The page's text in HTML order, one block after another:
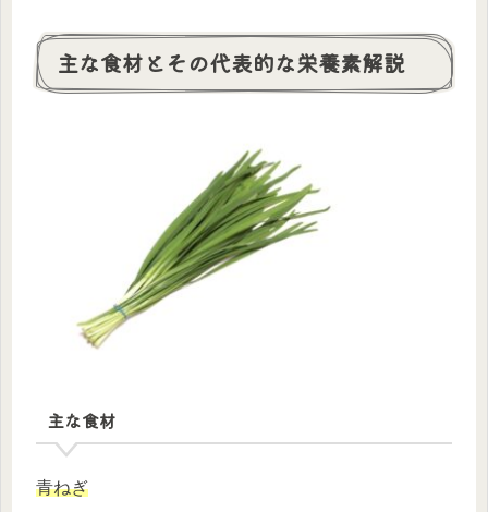
主な食材とその代表的な栄養素解説
主な食材
青ねぎ